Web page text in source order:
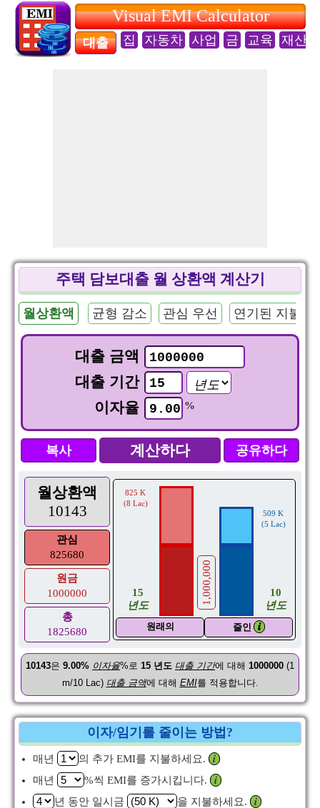
Visual EMI Calculator
대출 집 자동차 사업 금 교육 재산
주택 담보대출 월 상환액 계산기
월상환액 균형 감소 관심 우선 연기된 지불
대출 금액
대출 기간
이자율
%
복사 공유하다
월상환액
10143
관심
825680
원금
1000000
총
1825680
825 K
(8 Lac)
15
년도
1,000,000
509 K
(5 Lac)
10
년도
원래의 줄인 𝒊
10143은 9.00% 이자율%로 15 년도 대출 기간에 대해 1000000 (1
m/10 Lac) 대출 금액에 대해 EMI를 적용합니다.
이자/임기를 줄이는 방법?
매년 의 추가 EMI를 지불하세요.
𝒊
매년
%씩 EMI를 증가시킵니다.
𝒊
년 동안 일시금
을 지불하세요. 𝒊